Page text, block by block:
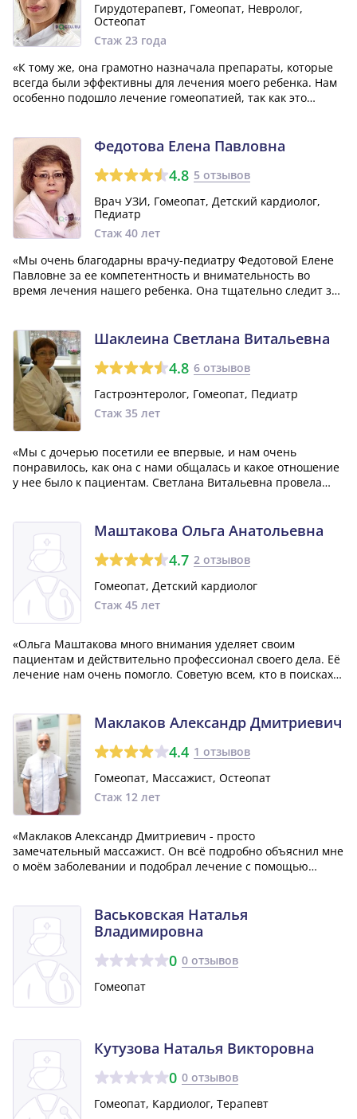
Гирудотерапевт, Гомеопат, Невролог,
Остеопат
Стаж 23 года
«К тому же, она грамотно назначала препараты, которые
всегда были эффективны для лечения моего ребенка. Нам
особенно подошло лечение гомеопатией, так как это
действительно замечательный врач!»
Федотова Елена Павловна
4.8 5 отзывов
Врач УЗИ, Гомеопат, Детский кардиолог,
Педиатр
Стаж 40 лет
«Мы очень благодарны врачу-педиатру Федотовой Елене
Павловне за ее компетентность и внимательность во
время лечения нашего ребенка. Она тщательно следит за
способна найти отличный подход к р...»
Шаклеина Светлана Витальевна
4.8 6 отзывов
Гастроэнтеролог, Гомеопат, Педиатр
Стаж 35 лет
«Мы с дочерью посетили ее впервые, и нам очень
понравилось, как она с нами общалась и какое отношение
у нее было к пациентам. Светлана Витальевна провела
подходящее лечение. У меня остались только п...»
Маштакова Ольга Анатольевна
4.7 2 отзывов
Гомеопат, Детский кардиолог
Стаж 45 лет
«Ольга Маштакова много внимания уделяет своим
пациентам и действительно профессионал своего дела. Её
лечение нам очень помогло. Советую всем, кто в поисках
Маклаков Александр Дмитриевич
4.4 1 отзывов
Гомеопат, Массажист, Остеопат
Стаж 12 лет
«Маклаков Александр Дмитриевич - просто
замечательный массажист. Он всё подробно объяснил мне
о моём заболевании и подобрал лечение с помощью
предельно внимательный и грамотный, общается оч...»
Васьковская Наталья
Владимировна
0 0 отзывов
Гомеопат
Кутузова Наталья Викторовна
0 0 отзывов
Гомеопат, Кардиолог, Терапевт